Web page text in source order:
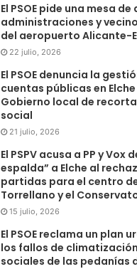
El PSOE pide una mesa
administraciones y
del aeropuerto Alicante-
22 julio, 2026
El PSOE denuncia la
cuentas públicas en
Gobierno local de
social
21 julio, 2026
El PSPV acusa a PP y Vox
espalda” a Elche al
partidas para el centro
Torrellano y el
15 julio, 2026
El PSOE reclama un plan
los fallos de
sociales de las pedanías